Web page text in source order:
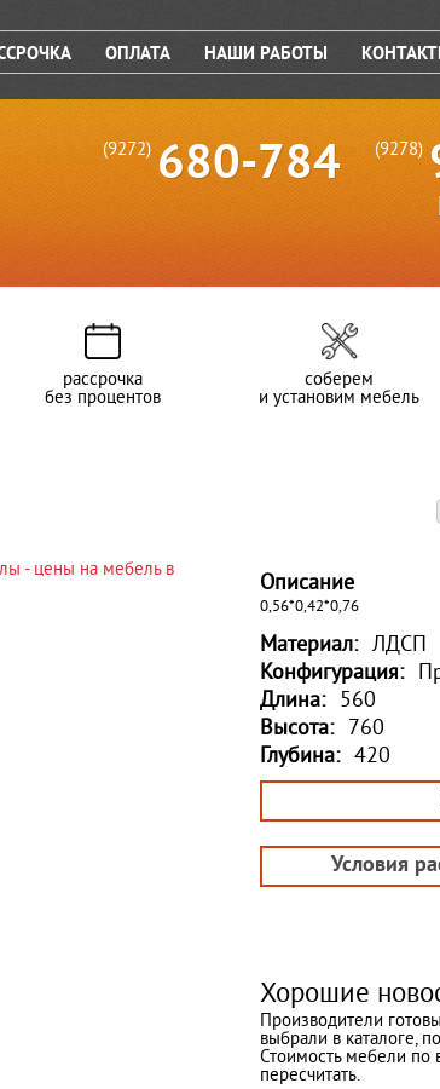
ОПЛАТА НАШИ РАБОТЫ
(9272) 680-784 (9278)
рассрочка
без процентов
соберем
и установим мебель
Описание
0,56*0,42*0,76
Материал: ЛДСП
Конфигурация:
Длина: 560
Высота: 760
Глубина: 420
Условия
Хорошие
Производители
выбрали в каталоге,
Стоимость мебели
пересчитать.